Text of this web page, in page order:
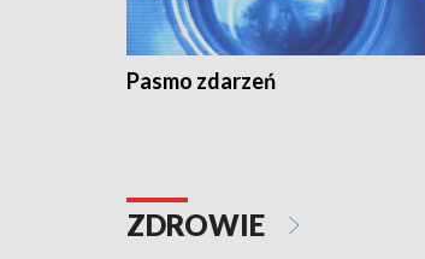
Pasmo zdarzeń
ZDROWIE